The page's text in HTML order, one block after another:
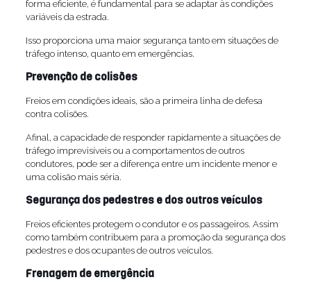
forma eficiente, é fundamental para se adaptar às condições
variáveis da estrada.
Isso proporciona uma maior segurança tanto em situações de
tráfego intenso, quanto em emergências.
Prevenção de colisões
Freios em condições ideais, são a primeira linha de defesa
contra colisões.
Afinal, a capacidade de responder rapidamente a situações de
tráfego imprevisíveis ou a comportamentos de outros
condutores, pode ser a diferença entre um incidente menor e
uma colisão mais séria.
Segurança dos pedestres e dos outros veículos
Freios eficientes protegem o condutor e os passageiros. Assim
como também contribuem para a promoção da segurança dos
pedestres e dos ocupantes de outros veículos.
Frenagem de emergência